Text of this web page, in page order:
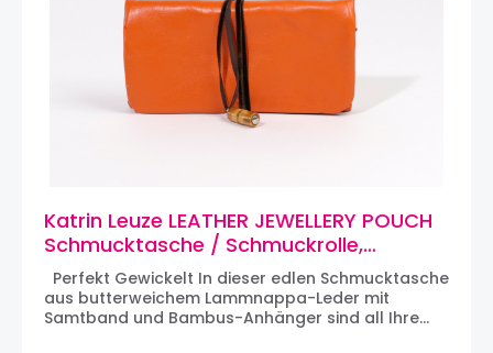
Katrin Leuze LEATHER JEWELLERY POUCH
Schmucktasche / Schmuckrolle,
Nappaleder, Orange
Perfekt Gewickelt In dieser edlen Schmucktasche
aus butterweichem Lammnappa-Leder mit
Samtband und Bambus-Anhänger sind all Ihre